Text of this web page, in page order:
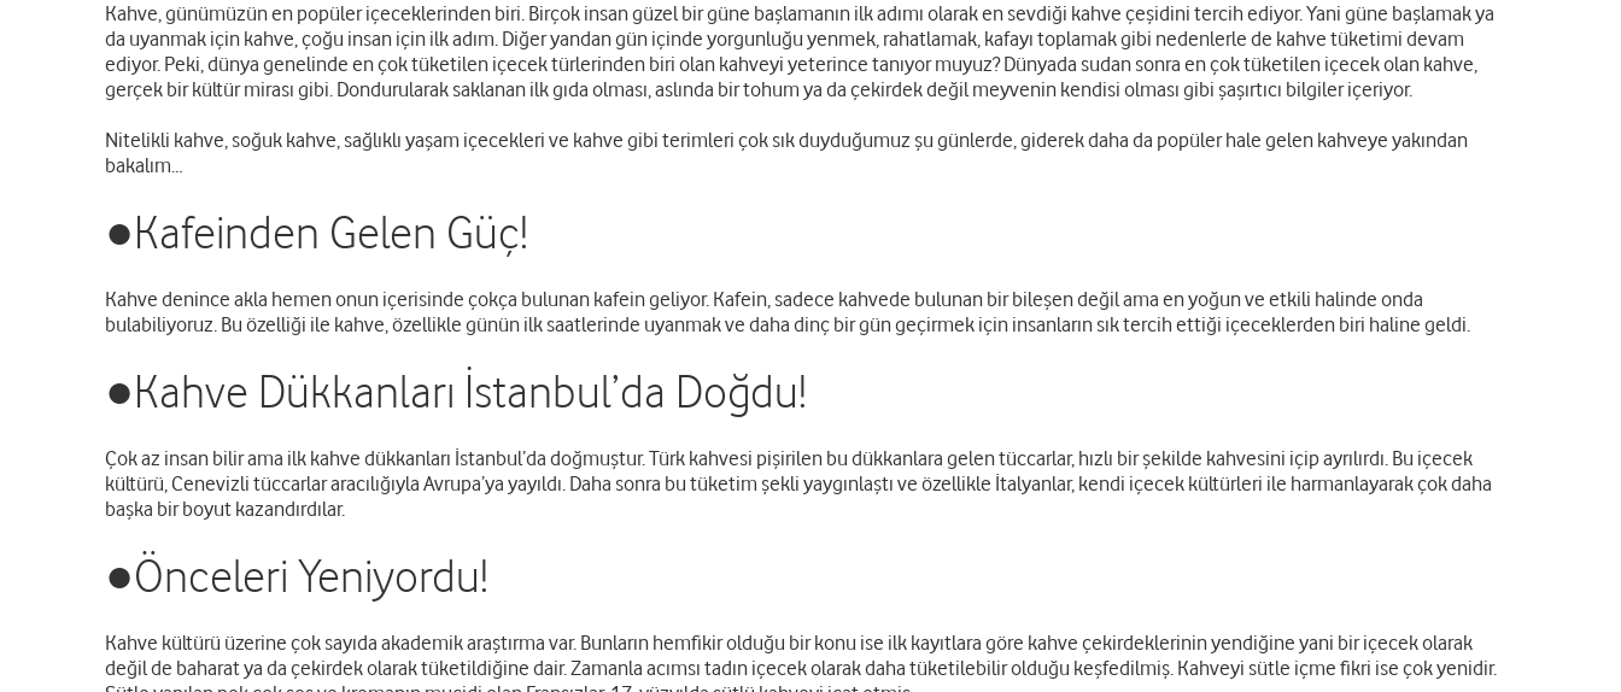
Kahve, günümüzün en popüler içeceklerinden biri. Birçok insan güzel bir güne başlamanın ilk adımı olarak en sevdiği kahve çeşidini tercih ediyor. Yani güne başlamak ya
da uyanmak için kahve, çoğu insan için ilk adım. Diğer yandan gün içinde yorgunluğu yenmek, rahatlamak, kafayı toplamak gibi nedenlerle de kahve tüketimi devam
ediyor. Peki, dünya genelinde en çok tüketilen içecek türlerinden biri olan kahveyi yeterince tanıyor muyuz? Dünyada sudan sonra en çok tüketilen içecek olan kahve,
gerçek bir kültür mirası gibi. Dondurularak saklanan ilk gıda olması, aslında bir tohum ya da çekirdek değil meyvenin kendisi olması gibi şaşırtıcı bilgiler içeriyor.
Nitelikli kahve, soğuk kahve, sağlıklı yaşam içecekleri ve kahve gibi terimleri çok sık duyduğumuz şu günlerde, giderek daha da popüler hale gelen kahveye yakından
bakalım…
●Kafeinden Gelen Güç!
Kahve denince akla hemen onun içerisinde çokça bulunan kafein geliyor. Kafein, sadece kahvede bulunan bir bileşen değil ama en yoğun ve etkili halinde onda
bulabiliyoruz. Bu özelliği ile kahve, özellikle günün ilk saatlerinde uyanmak ve daha dinç bir gün geçirmek için insanların sık tercih ettiği içeceklerden biri haline geldi.
●Kahve Dükkanları İstanbul’da Doğdu!
Çok az insan bilir ama ilk kahve dükkanları İstanbul’da doğmuştur. Türk kahvesi pişirilen bu dükkanlara gelen tüccarlar, hızlı bir şekilde kahvesini içip ayrılırdı. Bu içecek
kültürü, Cenevizli tüccarlar aracılığıyla Avrupa’ya yayıldı. Daha sonra bu tüketim şekli yaygınlaştı ve özellikle İtalyanlar, kendi içecek kültürleri ile harmanlayarak çok daha
başka bir boyut kazandırdılar.
●Önceleri Yeniyordu!
Kahve kültürü üzerine çok sayıda akademik araştırma var. Bunların hemfikir olduğu bir konu ise ilk kayıtlara göre kahve çekirdeklerinin yendiğine yani bir içecek olarak
değil de baharat ya da çekirdek olarak tüketildiğine dair. Zamanla acımsı tadın içecek olarak daha tüketilebilir olduğu keşfedilmiş. Kahveyi sütle içme fikri ise çok yenidir.